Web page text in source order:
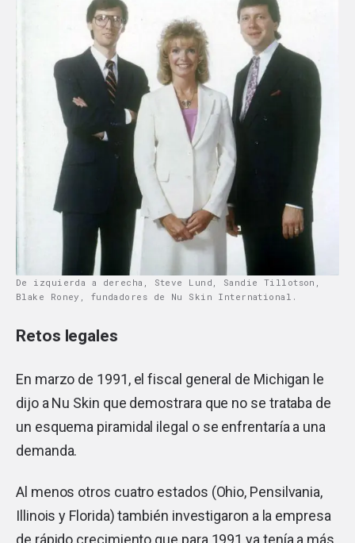
De izquierda a derecha, Steve Lund, Sandie Tillotson,
Blake Roney, fundadores de Nu Skin International.
Retos legales
En marzo de 1991, el fiscal general de Michigan le
dijo a Nu Skin que demostrara que no se trataba de
un esquema piramidal ilegal o se enfrentaría a una
demanda.
Al menos otros cuatro estados (Ohio, Pensilvania,
Illinois y Florida) también investigaron a la empresa
de rápido crecimiento que para 1991 ya tenía a más